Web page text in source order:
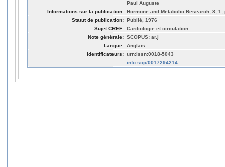
Paul Auguste
Informations sur la publication: Hormone and Metabolic Research, 8, 1,
Statut de publication: Publié, 1976
Sujet CREF: Cardiologie et circulation
Note générale: SCOPUS: ar.j
Langue: Anglais
Identificateurs: urn:issn:0018-5043
info:scp/0017294214